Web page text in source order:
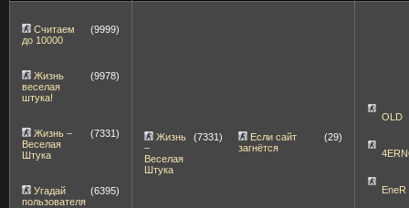
Считаем
до 10000
(9999)
Жизнь
веселая
штука!
(9978)
Жизнь –
Веселая
Штука
(7331)
Угадай
пользователя
(6395)
Жизнь
–
Веселая
Штука
(7331)
Если сайт
загнётся
(29)
OLD
EneR